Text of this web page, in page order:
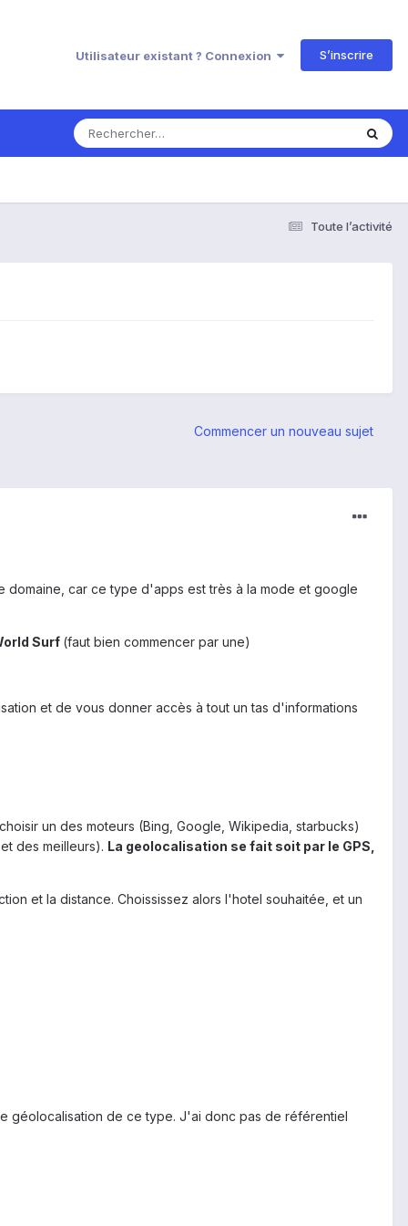
Utilisateur existant ? Connexion S’inscrire
Toute l’activité
Commencer un nouveau sujet
domaine, car ce type d'apps est très à la mode et google
Surf (faut bien commencer par une)
et de vous donner accès à tout un tas d'informations
un des moteurs (Bing, Google, Wikipedia, starbucks)
des meilleurs). La geolocalisation se fait soit par le GPS,
et la distance. Choississez alors l'hotel souhaitée, et un
géolocalisation de ce type. J'ai donc pas de référentiel